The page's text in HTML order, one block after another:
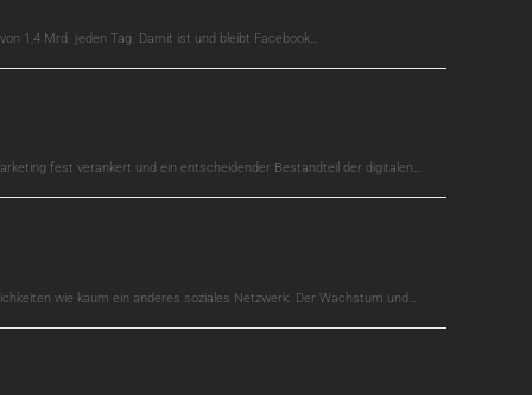
1,4 Mrd. jeden Tag. Damit ist und bleibt Facebook…
fest verankert und ein entscheidender Bestandteil der digitalen…
wie kaum ein anderes soziales Netzwerk. Der Wachstum und…